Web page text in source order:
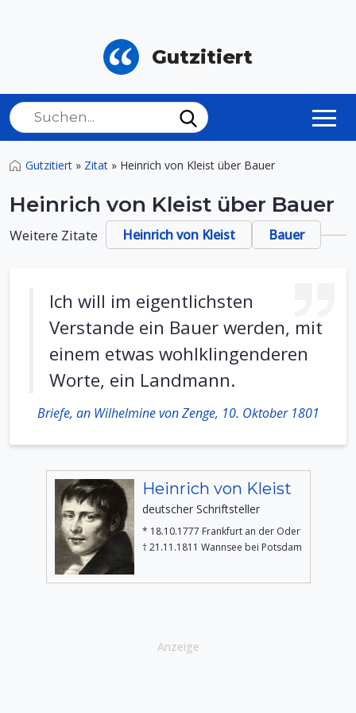
Gutzitiert
Gutzitiert » Zitat » Heinrich von Kleist über Bauer
Heinrich von Kleist über Bauer
Weitere Zitate Heinrich von Kleist Bauer
Ich will im eigentlichsten
Verstande ein Bauer werden, mit
einem etwas wohlklingenderen
Worte, ein Landmann.
Briefe, an Wilhelmine von Zenge, 10. Oktober 1801
Heinrich von Kleist
deutscher Schriftsteller
* 18.10.1777 Frankfurt an der Oder
† 21.11.1811 Wannsee bei Potsdam
Anzeige